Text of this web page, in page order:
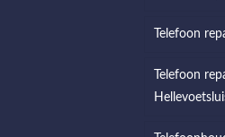
Telefoon
Telefoon